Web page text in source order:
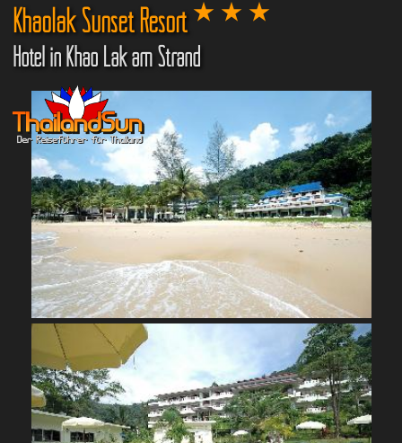
Khaolak Sunset Resort
Hotel in Khao Lak am Strand